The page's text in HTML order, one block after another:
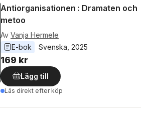
Antiorganisationen : Dramaten och
metoo
Av Vanja Hermele
E-bok
Svenska 2025
169 kr
Lägg till
Läs direkt efter köp